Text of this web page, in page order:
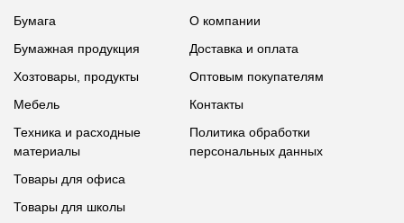
Бумага
Бумажная продукция
Хозтовары, продукты
Мебель
Техника и расходные
материалы
Товары для офиса
Товары для школы
О компании
Доставка и оплата
Оптовым покупателям
Контакты
Политика обработки
персональных данных